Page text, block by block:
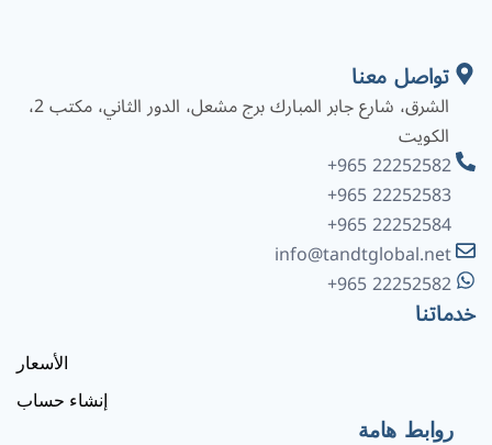
تواصل معنا
الشرق، شارع جابر المبارك برج مشعل، الدور الثاني، مكتب 2،
الكويت
+965 22252582
+965 22252583
+965 22252584
info@tandtglobal.net
+965 22252582
خدماتنا
الأسعار
إنشاء حساب
روابط هامة